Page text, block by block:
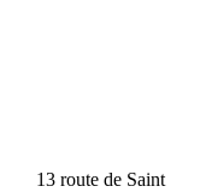
13 route de Saint